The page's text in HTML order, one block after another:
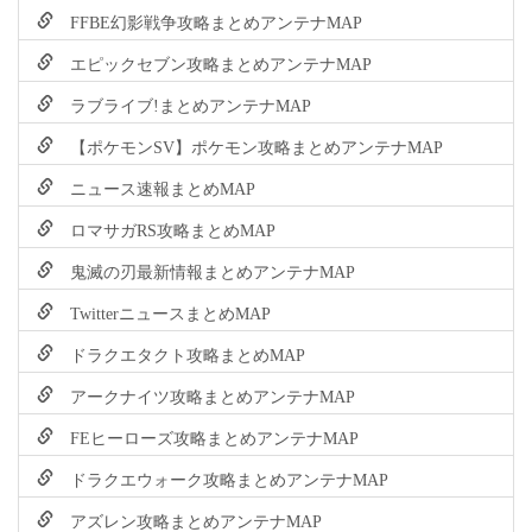
FFBE幻影戦争攻略まとめアンテナMAP
エピックセブン攻略まとめアンテナMAP
ラブライブ!まとめアンテナMAP
【ポケモンSV】ポケモン攻略まとめアンテナMAP
ニュース速報まとめMAP
ロマサガRS攻略まとめMAP
鬼滅の刃最新情報まとめアンテナMAP
TwitterニュースまとめMAP
ドラクエタクト攻略まとめMAP
アークナイツ攻略まとめアンテナMAP
FEヒーローズ攻略まとめアンテナMAP
ドラクエウォーク攻略まとめアンテナMAP
アズレン攻略まとめアンテナMAP